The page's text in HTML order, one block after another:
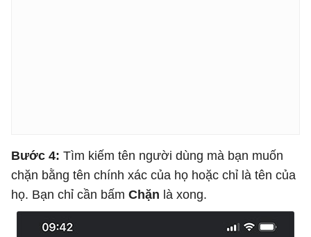
Bước 4: Tìm kiếm tên người dùng mà bạn muốn
chặn bằng tên chính xác của họ hoặc chỉ là tên của
họ. Bạn chỉ cần bấm Chặn là xong.